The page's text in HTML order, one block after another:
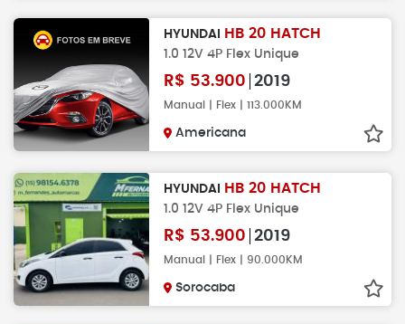
HYUNDAI HB 20 HATCH
1.0 12V 4P Flex Unique
R$ 53.900 2019
Manual | Flex | 113.000KM
Americana
HYUNDAI HB 20 HATCH
1.0 12V 4P Flex Unique
R$ 53.900 2019
Manual | Flex | 90.000KM
Sorocaba